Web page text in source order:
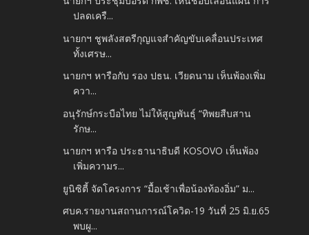
ปลดเครื...
นายกฯ ชูพลังสตรีกุญแจสำคัญขับเคลื่อนประเทศ
ทั้งเศรษ...
นายกฯ หารือกับ รอง ปธน. เวียดนาม เห็นพ้องเพิ่ม
ควา...
อนุรักษ์กระบือไทย ไม่ให้สูญพันธุ์ “ทิพยสืบสาน
รักษ...
นายกฯ หารือ ประธานาธิบดี KOSOVO เห็นพ้อง
เพิ่มความร...
ยูนิซิตี้ จัดโครงการ “มื้อเช้าเพื่อน้องท้องอิ่ม” ม...
ศบค.รายงานสถานการณ์โควิด-19 วันที่ 25 มิ.ย.65
พบผู...